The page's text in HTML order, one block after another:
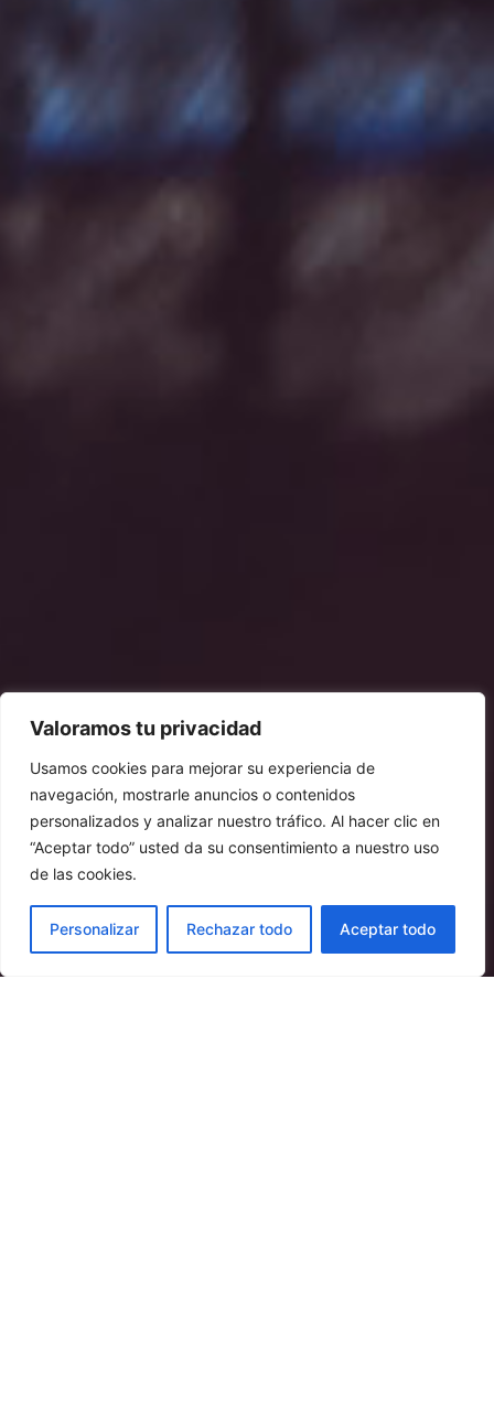
Valoramos tu privacidad
Usamos cookies para mejorar su experiencia de
navegación, mostrarle anuncios o contenidos
personalizados y analizar nuestro tráfico. Al hacer clic en
“Aceptar todo” usted da su consentimiento a nuestro uso
de las cookies.
Personalizar Rechazar todo Aceptar todo